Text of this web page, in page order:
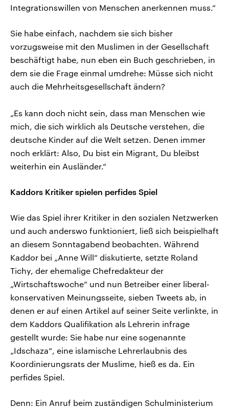
Integrationswillen von Menschen anerkennen muss.“
Sie habe einfach, nachdem sie sich bisher
vorzugsweise mit den Muslimen in der Gesellschaft
beschäftigt habe, nun eben ein Buch geschrieben, in
dem sie die Frage einmal umdrehe: Müsse sich nicht
auch die Mehrheitsgesellschaft ändern?
„Es kann doch nicht sein, dass man Menschen wie
mich, die sich wirklich als Deutsche verstehen, die
deutsche Kinder auf die Welt setzen. Denen immer
noch erklärt: Also, Du bist ein Migrant, Du bleibst
weiterhin ein Ausländer.“
Kaddors Kritiker spielen perfides Spiel
Wie das Spiel ihrer Kritiker in den sozialen Netzwerken
und auch anderswo funktioniert, ließ sich beispielhaft
an diesem Sonntagabend beobachten. Während
Kaddor bei „Anne Will“ diskutierte, setzte Roland
Tichy, der ehemalige Chefredakteur der
„Wirtschaftswoche“ und nun Betreiber einer liberal-
konservativen Meinungsseite, sieben Tweets ab, in
denen er auf einen Artikel auf seiner Seite verlinkte, in
dem Kaddors Qualifikation als Lehrerin infrage
gestellt wurde: Sie habe nur eine sogenannte
„Idschaza“, eine islamische Lehrerlaubnis des
Koordinierungsrats der Muslime, hieß es da. Ein
perfides Spiel.
Denn: Ein Anruf beim zuständigen Schulministerium